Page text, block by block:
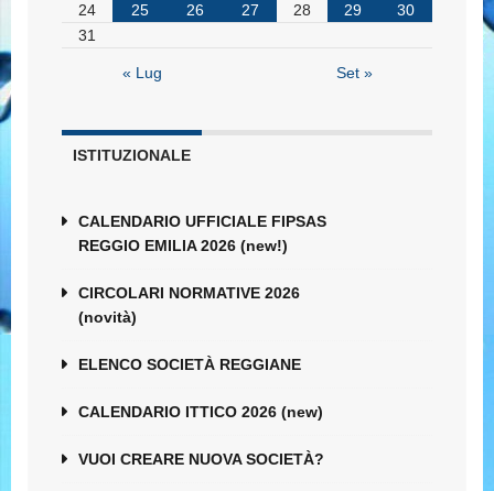
24
25 26 27 28 29
30
31
« Lug Set »
ISTITUZIONALE
CALENDARIO UFFICIALE FIPSAS
REGGIO EMILIA 2026 (new!)
CIRCOLARI NORMATIVE 2026
(novità)
ELENCO SOCIETÀ REGGIANE
CALENDARIO ITTICO 2026 (new)
VUOI CREARE NUOVA SOCIETÀ?